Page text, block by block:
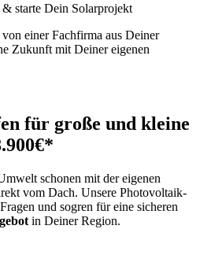
& starte Dein Solarprojekt
einer Fachfirma aus Deiner
Zukunft mit Deiner eigenen
für große und kleine
schonen mit der eigenen
vom Dach. Unsere Photovoltaik-
und sogren für eine sicheren
in Deiner Region.